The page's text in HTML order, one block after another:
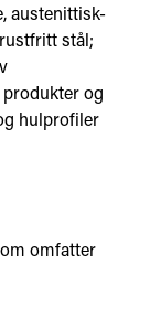
austenittisk-
stål;
og
hulprofiler
omfatter